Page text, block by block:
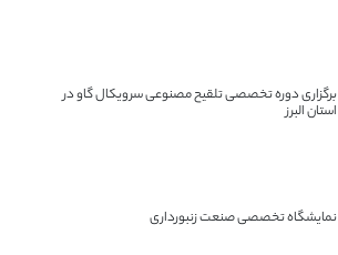
برگزاری دوره تخصصی تلقیح مصنوعی سرویکال گاو در
استان البرز
نمایشگاه تخصصی صنعت زنبورداری